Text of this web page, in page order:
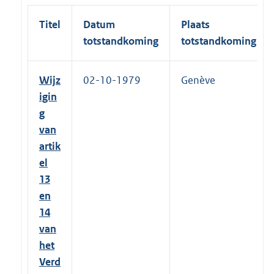
Titel
Datum
totstandkoming
Plaats
totstandkoming
Wijz
igin
g
van
artik
el
13
en
14
van
het
Verd
02-10-1979 Genève